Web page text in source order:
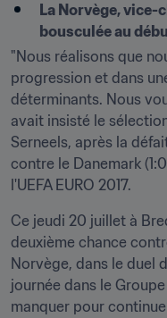
La Norvège,
bousculée au
"Nous réalisons que
progression et dans
déterminants. Nous
avait insisté le
Serneels, après la
contre le Danemark
l'UEFA EURO 2017.
Ce jeudi 20 juillet à
deuxième chance
Norvège, dans le duel
journée dans le
manquer pour